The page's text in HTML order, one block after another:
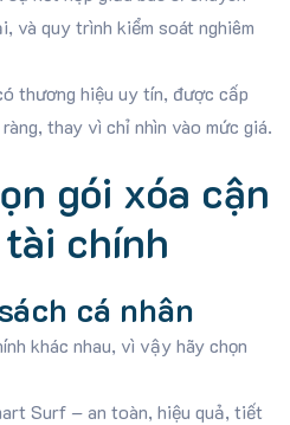
và quy trình kiểm soát nghiêm
thương hiệu uy tín, được cấp
thay vì chỉ nhìn vào mức giá.
gói xóa cận
chính
cá nhân
khác nhau, vì vậy hãy chọn
Surf – an toàn, hiệu quả, tiết